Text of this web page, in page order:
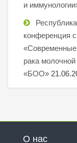
и
конференция
«Современные
рака
«БОО»
О нас